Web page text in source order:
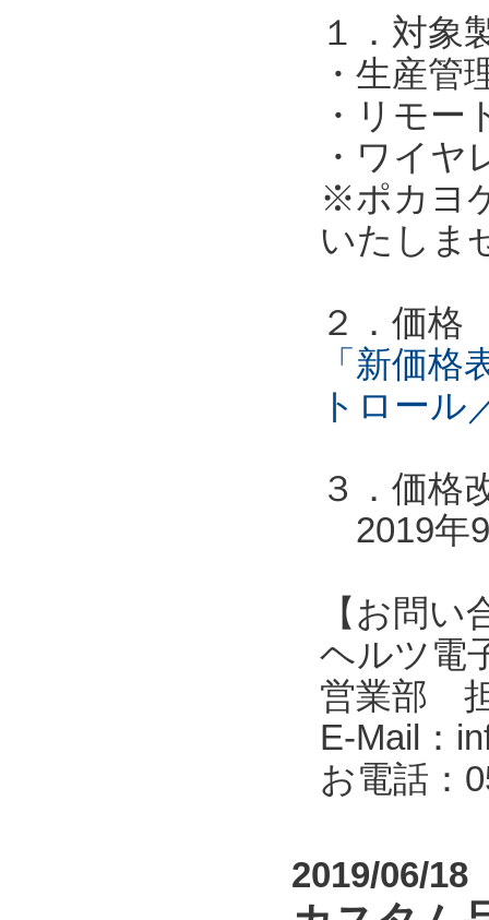
１．対象
・生産管
・リモー
・ワイヤ
※ポカヨ
いたしま
２．価格
「新価
トロール
３．価格
2019年
【お問い
ヘルツ電
営業部
E-Mail：
お電話：
2019/06/18